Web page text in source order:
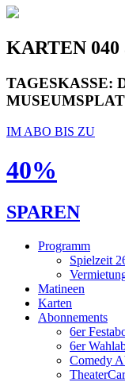
KARTEN 040
TAGESKASSE:
IM ABO BIS ZU
40%
SPAREN
Programm
Spielzeit
Matineen
Karten
Abonnements
6er
6er
Comedy